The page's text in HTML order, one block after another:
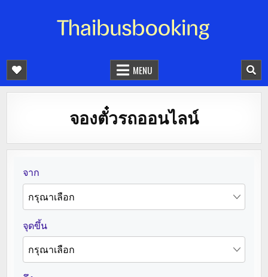
จองตั๋วรถออนไลน์ 24 ชั่วโมง
MENU
จองตั๋วรถออนไลน์